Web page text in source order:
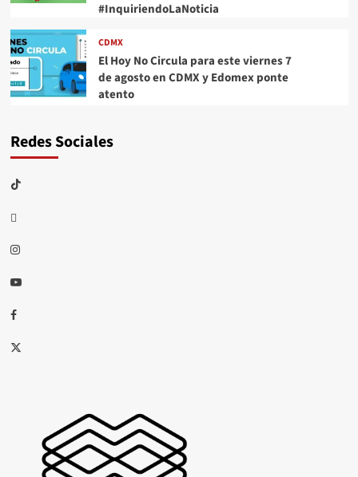
#InquiriendoLaNoticia
CDMX
El Hoy No Circula para este viernes 7
de agosto en CDMX y Edomex ponte
atento
Redes Sociales
TikTok
threads
Instagram
Youtube
Facebook
X